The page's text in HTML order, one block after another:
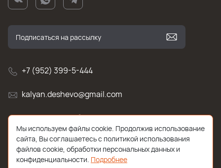
+7 (952) 399-5-444
kalyan.deshevo@gmail.com
г. Санкт-Петербург, улица Белы Куна , д.2к1
Мы используем файлы cookie. Продолжив использование
сайта, Вы соглашаетесь с политикой использования
файлов cookie, обработки персональных данных и
конфиденциальности. Подробнее